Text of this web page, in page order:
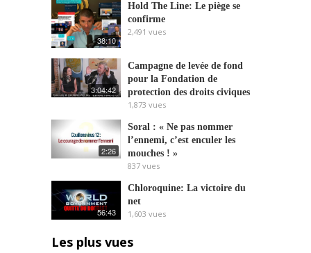
38:10
Hold The Line: Le piège se
confirme
2,491 vues
3:04:42
Campagne de levée de fond
pour la Fondation de
protection des droits civiques
1,873 vues
2:26
Soral : « Ne pas nommer
l’ennemi, c’est enculer les
mouches ! »
837 vues
56:43
Chloroquine: La victoire du
net
1,603 vues
Les plus vues